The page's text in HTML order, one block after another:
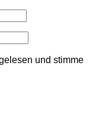
und stimme